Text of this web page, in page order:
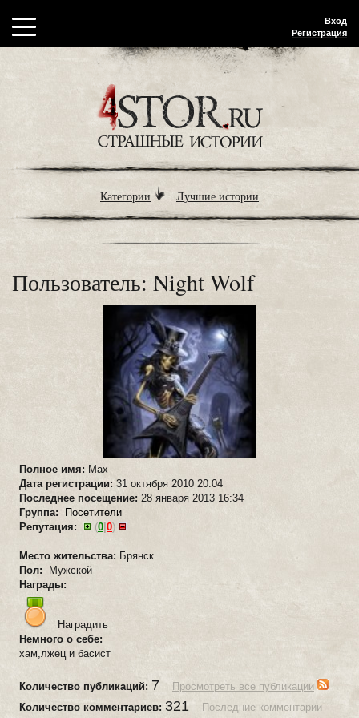
Вход
Регистрация
Категории Лучшие истории
Пользователь: Night Wolf
Полное имя: Max
Дата регистрации: 31 октября 2010 20:04
Последнее посещение: 28 января 2013 16:34
Группа:
Посетители
Репутация:
(0 0)
Место жительства: Брянск
Пол:
Мужской
Награды:
Наградить
Немного о себе:
хам,лжец и басист
Количество публикаций: 7
Просмотреть все публикации
Количество комментариев: 321 Последние комментарии